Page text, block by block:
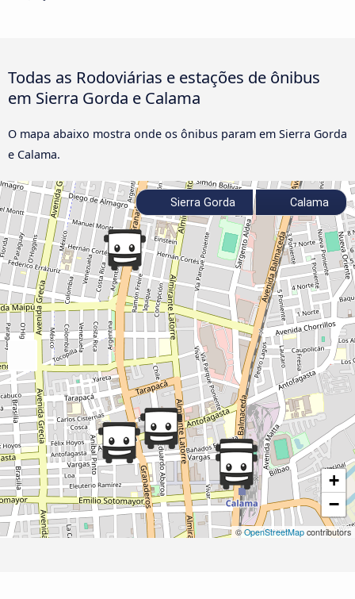
Todas as Rodoviárias e estações de ônibus
em Sierra Gorda e Calama
O mapa abaixo mostra onde os ônibus param em Sierra Gorda
e Calama.
+
−
©OpenStreetMap contributors
Sierra Gorda Calama